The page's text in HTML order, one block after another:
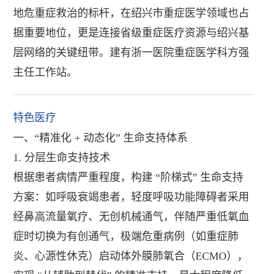
地危重症救治的标杆，在绍兴市重症医学领域也占
据重要地位，更是连接省级重症医疗资源与绍兴基
层网络的关键纽带。建有浙一医院重症医学科方强
主任工作站。
特色医疗
一、“精准化 + 动态化” 生命支持体系
1. 分层生命支持技术
根据患者病情严重程度，构建 “阶梯式” 生命支持
方案：如呼吸衰竭患者，轻度呼吸功能障碍者采用
经鼻高流量氧疗、无创机械通气，伴随严重低氧血
症时切换为有创通气，极端危重病例（如重症肺
炎、心源性休克）启动体外膜肺氧合（ECMO），